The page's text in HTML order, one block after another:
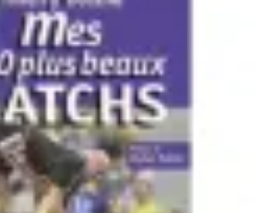
ActualitésAnalyse des
Analyses